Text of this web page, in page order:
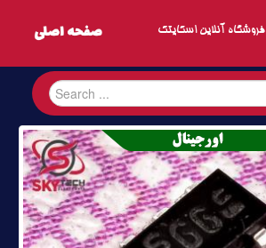
فروشگاه آنلاین اسکایتک